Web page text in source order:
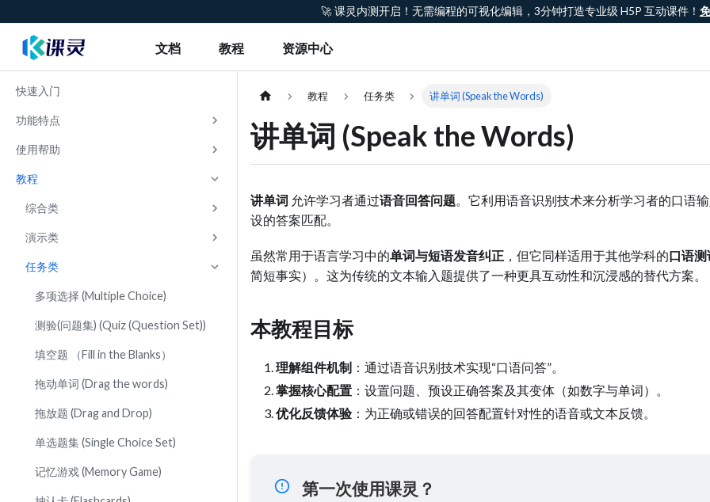
🚀 课灵内测开启！无需编程的可视化编辑，3分钟打造专业级 H5P 互动课件！
文档 教程 资源中心
快速入门
功能特点
使用帮助
教程
综合类
演示类
任务类
多项选择 (Multiple Choice)
测验(问题集) (Quiz (Question Set))
填空题 （Fill in the Blanks）
拖动单词 (Drag the words)
拖放题 (Drag and Drop)
单选题集 (Single Choice Set)
记忆游戏 (Memory Game)
教程 任务类 讲单词 (Speak the Words)
讲单词 (Speak the Words)
讲单词 允许学习者通过语音回答问题。它利用语音识别技术来分析学习者的口语
设的答案匹配。
虽然常用于语言学习中的单词与短语发音纠正 ，但它同样适用于其他学科的口语测
简短事实）。这为传统的文本输入题提供了一种更具互动性和沉浸感的替代方案。
本教程目标
理解组件机制 ：通过语音识别技术实现“口语问答”。
掌握核心配置 ：设置问题、预设正确答案及其变体（如数字与单词）。
优化反馈体验：为正确或错误的回答配置针对性的语音或文本反馈。
第一次使用课灵？